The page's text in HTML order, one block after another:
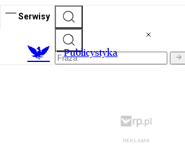
Serwisy
Publicystyka